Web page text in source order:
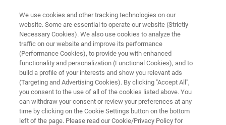
ATOMIC FORCE MICROSCOPY (AFM) & X-RAY DIFFRACTION (XRD) WEBINAR
高分子のIn-Situ結晶評価ソリュ
ーションWEBセミナー~Ｘ線回折
と原子間力顕微鏡による高分子
薄膜の多角的評価~
We use cookies and other tracking technologies on our
website. Some are essential to operate our website (Strictly
Necessary Cookies). We also use cookies to analyze the
traffic on our website and improve its performance
(Performance Cookies), to provide you with enhanced
functionality and personalization (Functional Cookies), and to
build a profile of your interests and show you relevant ads
(Targeting and Advertising Cookies). By clicking "Accept All",
you consent to the use of all of the cookies listed above. You
can withdraw your consent or review your preferences at any
time by clicking on the Cookie Settings button on the bottom
left of the page. Please read our Cookie/Privacy Policy for